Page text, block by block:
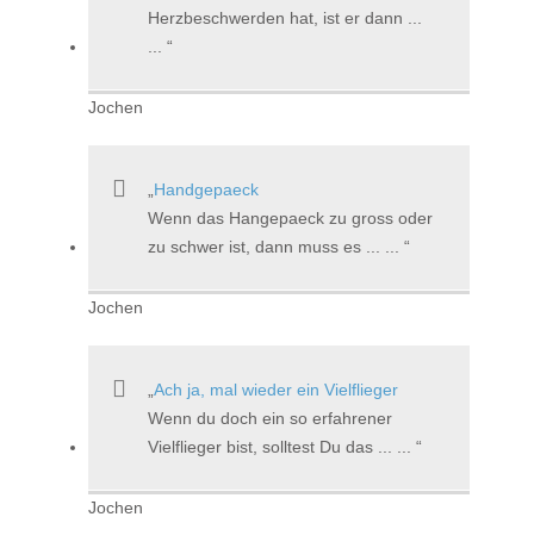
Herzbeschwerden hat, ist er dann ...
Jochen
Handgepaeck
Wenn das Hangepaeck zu gross oder
zu schwer ist, dann muss es ... ...
Jochen
Ach ja, mal wieder ein Vielflieger
Wenn du doch ein so erfahrener
Vielflieger bist, solltest Du das ... ...
Jochen